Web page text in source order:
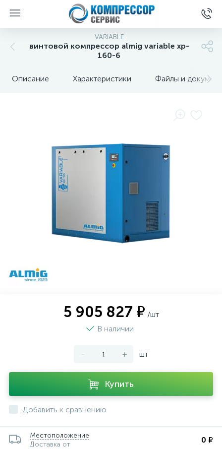
VARIABLE
винтовой компрессор almig variable xp-
160-6
Описание Характеристики Файлы и
5 905 827 ₽ /шт
В наличии
- + шт
Купить
Добавить к сравнению
Местоположение
Доставка от
0 ₽